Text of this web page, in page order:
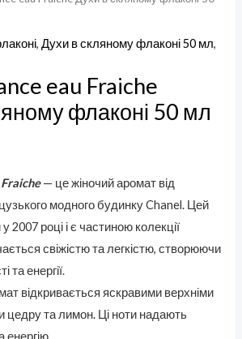
,Духи в скляному флаконі 50 мл,
eau Fraiche
флаконі 50 мл
Fraiche— це жіночий аромат від
модного будинку Chanel. Цей
2007 році і є частиною колекції
свіжістю та легкістю, створюючи
та енергії.
відкривається яскравими верхніми
цедру та лимон. Ці ноти надають
енергію.